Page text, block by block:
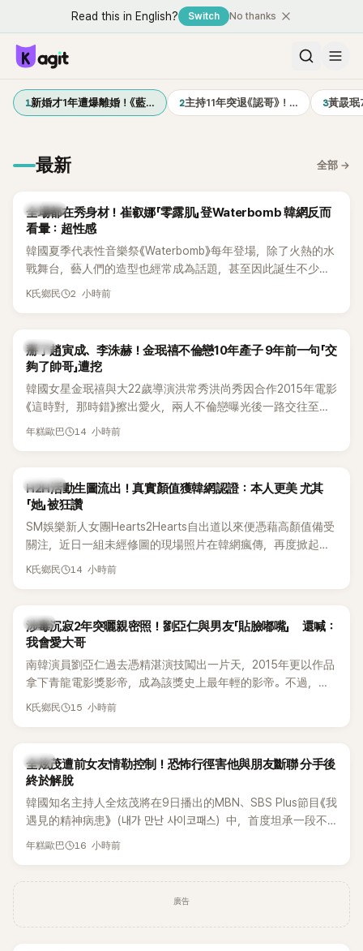
Read this in English? Switch No thanks
1新婚才1年遭爆離婚！《藍… 2主持11年突退《認哥》！… 3黃晸
最新 全部 →
K-POP
全場都在秀身材！崔叡娜「零露肌」登Waterbomb 韓網反而
看暈：超性感
韓國夏季代表性音樂祭《Waterbomb》每年登場，除了火熱的水
戰舞台，藝人們的造型也經常成為話題，甚至因此誕生不少
「Waterbomb女神」、「Waterbomb男神」。過去包括泫雅、宣
K氏鄉民 2 小時前
韓星
掰了趙寅成、李洙赫！金珉禧不倫戀10年產子 9年前一句「交
夠了帥哥」遭挖
韓國女星金珉禧與大22歲導演洪常秀洪尚秀因合作2015年電影
《這時對，那時錯》擦出愛火，兩人不倫戀曝光後一路交往至
今，戀情已持續近10年，並於去年迎來兩人的兒子。金珉禧也
首度以演員身分復出。不過，新片尚未上映，她9年前電影中的
一句台詞卻突然被韓網翻出，意外再度掀起熱議。
年糕歐巴 14 小時前
K-POP
H2H活動生圖流出！真實顏值獲韓網認證：本人更美 尤其
「她」被狂讚
SM娛樂新人女團Hearts2Hearts自出道以來便憑藉高顏值備受
關注，近日一組未經修圖的現場照片在韓網瘋傳，再度掀起熱
烈討論，不少看過本人的網友更直呼：「真人比照片還漂亮！」
K氏鄉民 14 小時前
韓星
涉毒沉寂2年突曬親密照！劉亞仁與男友「貼臉嘟嘴」 還喊：
我會愛大哥
南韓演員劉亞仁過去憑精湛演技闖出一片天，2015年更以作品
拿下青龍電影獎影帝，成為該獎史上最年輕的影帝。不過，他
2023年爆出涉毒風波後，演藝事業受到重創，後續又牽扯與男
K氏鄉民 15 小時前
韓星
全炫茂遭前女友情勒控制！恐怖行徑害他與朋友斷聯 分手後
終於解脫
韓國知名主持人全炫茂將在9日播出的MBN、SBS Plus節目《我
遇見的精神病患》（내가 만난 사이코패스）中，首度坦承一段不
堪回首的戀愛經歷，自爆曾遭前女友過度控制，不僅走到哪都
年糕歐巴 16 小時前
廣告